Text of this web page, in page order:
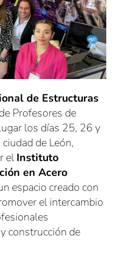
de Estructuras
Profesores de
los días 25, 26 y
de León,
el Instituto
en Acero
espacio creado con
el intercambio
construcción de